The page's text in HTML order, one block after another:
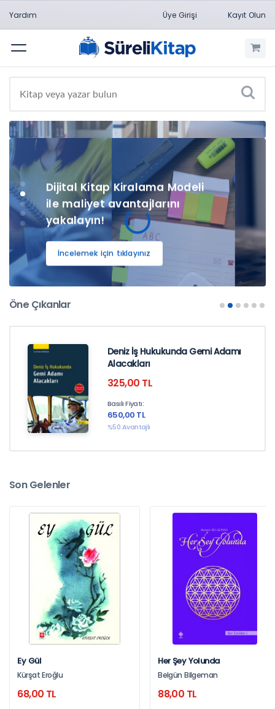
Yardım Üye Girişi Kayıt Olun
Menü
kullanabileceğiniz 10 TL
Hediye Çeki fırsatı!
Dijital Kitap Kiralama Modeli
ile maliyet avantajlarını
yakalayın!
İncelemek için tıklayınız
En İyi Hukuk İçerikleri
SüreliKitap'da!
İncelemek için tıklayınız
En İyi Mühendislik İçerikleri
SüreliKitap'da!
İncelemek için tıklayınız
En İyi Sosyal ve Beşeri Bilim
Kitapları SüreliKitap'da!
Öne Çıkanlar
Deniz İş Hukukunda Gemi Adamı
Alacakları
325,00 TL
Basılı Fiyatı:
650,00 TL
%50 Avantajlı
Son Gelenler
Ey Gül
Kürşat Eroğlu
68,00 TL
Her Şey Yolunda
Belgün Bilgeman
88,00 TL